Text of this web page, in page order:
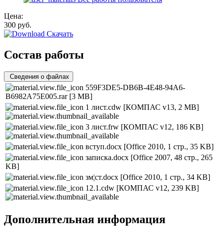
Цена:
300 руб.
Скачать
Состав работы
Сведения о файлах
559F3DE5-DB6B-4E48-94A6-
B6982A75E005.rar [3 MB]
1 лист.cdw [КОМПАС v13, 2 MB]
3 лист.frw [КОМПАС v12, 186 KB]
вступ.docx [Office 2010, 1 стр., 35 KB]
записка.docx [Office 2007, 48 стр., 265
KB]
зм¦ст.docx [Office 2010, 1 стр., 34 KB]
12.1.cdw [КОМПАС v12, 239 KB]
Дополнительная информация